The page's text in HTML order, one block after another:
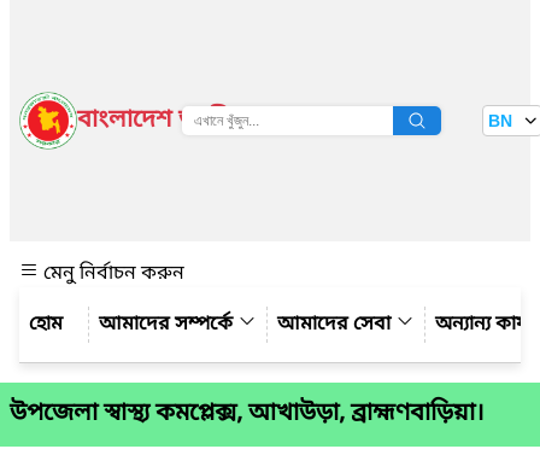
বাংলাদেশ জাতীয় তথ্য বাতায়ন BN
মেনু নির্বাচন করুন
আমাদের সম্পর্কে
আমাদের সেবা অন্যান্য
উপজেলা স্বাস্থ্য কমপ্লেক্স, আখাউড়া, ব্রাহ্মণবাড়িয়া।